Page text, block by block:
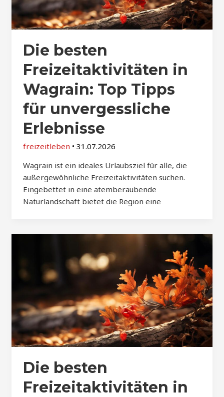
Die besten
Freizeitaktivitäten in
Wagrain: Top Tipps
für unvergessliche
Erlebnisse
freizeitleben • 31.07.2026
Wagrain ist ein ideales Urlaubsziel für alle, die
außergewöhnliche Freizeitaktivitäten suchen.
Eingebettet in eine atemberaubende
Naturlandschaft bietet die Region eine
Die besten
Freizeitaktivitäten in